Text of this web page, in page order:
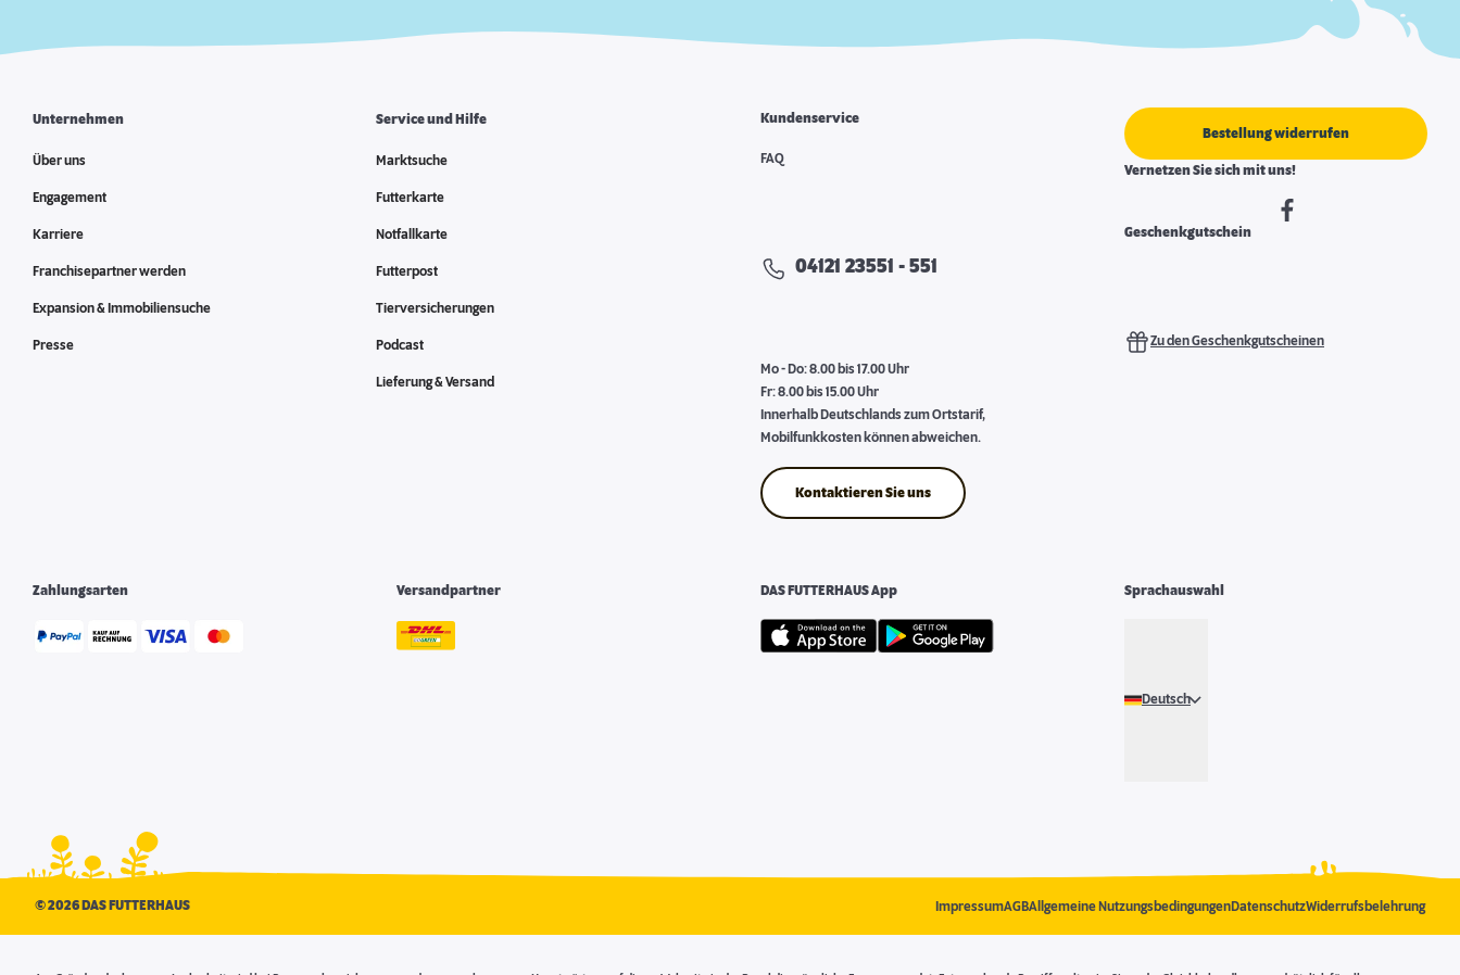
Unternehmen
Über uns
Engagement
Karriere
Franchisepartner werden
Expansion & Immobiliensuche
Presse
Service und Hilfe
Marktsuche
Futterkarte
Notfallkarte
Futterpost
Tierversicherungen
Podcast
Lieferung & Versand
Kundenservice
FAQ
04121 23551 - 551
Mo - Do: 8.00 bis 17.00 Uhr
Fr: 8.00 bis 15.00 Uhr
Innerhalb Deutschlands zum Ortstarif,
Mobilfunkkosten können abweichen.
Kontaktieren Sie uns
Bestellung widerrufen
Vernetzen Sie sich mit uns!
Geschenkgutschein
Zu den Geschenkgutscheinen
Zahlungsarten Versandpartner DAS FUTTERHAUS App Sprachauswahl
Deutsch
©2026 DAS FUTTERHAUS ImpressumAGBAllgemeine NutzungsbedingungenDatenschutzWiderrufsbelehrung